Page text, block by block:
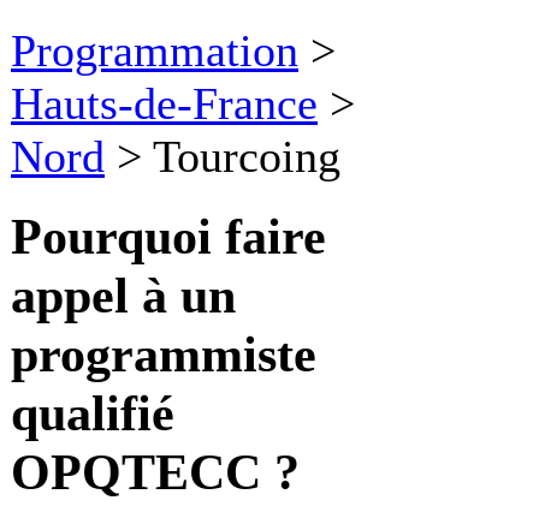
Programmation >
Hauts-de-France >
Nord > Tourcoing
Pourquoi faire
appel à un
programmiste
qualifié
OPQTECC ?